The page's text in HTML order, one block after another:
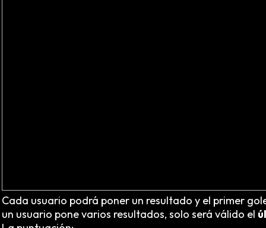
Cada usuario podrá poner un resultado y el primer
un usuario pone varios resultados, solo será válido el